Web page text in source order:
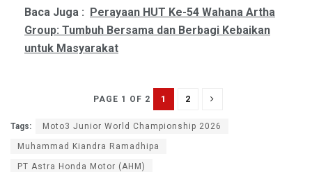
Baca Juga : Perayaan HUT Ke-54 Wahana Artha
Group: Tumbuh Bersama dan Berbagi Kebaikan
untuk Masyarakat
PAGE 1 OF 2 1 2
Tags: Moto3 Junior World Championship 2026
Muhammad Kiandra Ramadhipa
PT Astra Honda Motor (AHM)